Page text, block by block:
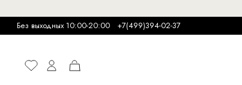
Без выходных 10:00-20:00 +7(499)394-02-37